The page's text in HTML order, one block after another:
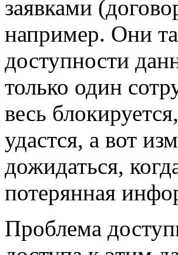
заявками
например. Они
доступности
только один
весь
удастся, а вот
дожидаться,
потерянная
Проблема